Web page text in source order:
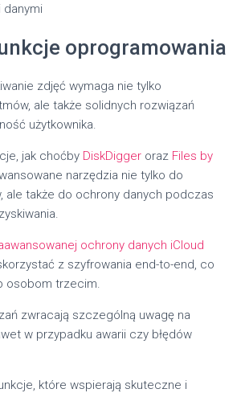
danymi
oprogramowania
zdjęć wymaga nie tylko
ale także solidnych rozwiązań
użytkownika.
jak choćby DiskDigger oraz Files by
narzędzia nie tylko do
ale także do ochrony danych podczas
ochrony danych iCloud
z szyfrowania end-to-end, co
osobom trzecim.
zwracają szczególną uwagę na
w przypadku awarii czy błędów
które wspierają skuteczne i